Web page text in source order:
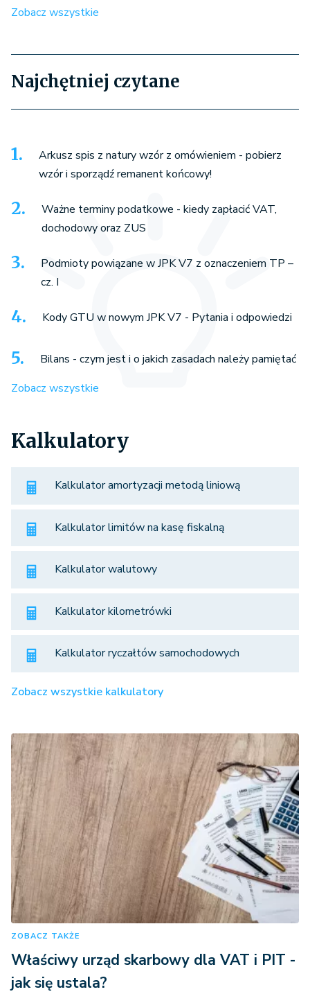
Zobacz wszystkie
Najchętniej czytane
Arkusz spis z natury wzór z omówieniem - pobierz
wzór i sporządź remanent końcowy!
Ważne terminy podatkowe - kiedy zapłacić VAT,
dochodowy oraz ZUS
Podmioty powiązane w JPK V7 z oznaczeniem TP –
cz. I
Kody GTU w nowym JPK V7 - Pytania i odpowiedzi
Bilans - czym jest i o jakich zasadach należy pamiętać
Zobacz wszystkie
Kalkulatory
Kalkulator amortyzacji metodą liniową
Kalkulator limitów na kasę fiskalną
Kalkulator walutowy
Kalkulator kilometrówki
Kalkulator ryczałtów samochodowych
Zobacz wszystkie kalkulatory
ZOBACZ TAKŻE
Właściwy urząd skarbowy dla VAT i PIT -
jak się ustala?